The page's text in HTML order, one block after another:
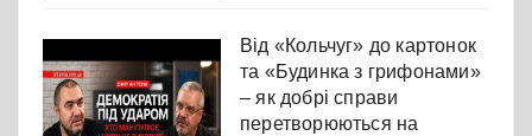
Від «Кольчуг» до картонок
та «Будинка з грифонами»
– як добрі справи
перетворюються на